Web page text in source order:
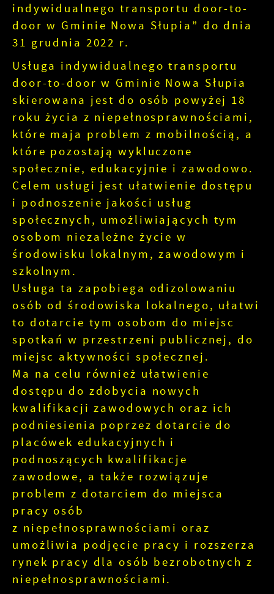
indywidualnego transportu door-to-
door w Gminie Nowa Słupia” do dnia
31 grudnia 2022 r.
Usługa indywidualnego transportu
door-to-door w Gminie Nowa Słupia
skierowana jest do osób powyżej 18
roku życia z niepełnosprawnościami,
które maja problem z mobilnością, a
które pozostają wykluczone
społecznie, edukacyjnie i zawodowo.
Celem usługi jest ułatwienie dostępu
i podnoszenie jakości usług
społecznych, umożliwiających tym
osobom niezależne życie w
środowisku lokalnym, zawodowym i
szkolnym.
Usługa ta zapobiega odizolowaniu
osób od środowiska lokalnego, ułatwi
to dotarcie tym osobom do miejsc
spotkań w przestrzeni publicznej, do
miejsc aktywności społecznej.
Ma na celu również ułatwienie
dostępu do zdobycia nowych
kwalifikacji zawodowych oraz ich
podniesienia poprzez dotarcie do
placówek edukacyjnych i
podnoszących kwalifikacje
zawodowe, a także rozwiązuje
problem z dotarciem do miejsca
pracy osób
z niepełnosprawnościami oraz
umożliwia podjęcie pracy i rozszerza
rynek pracy dla osób bezrobotnych z
niepełnosprawnościami.